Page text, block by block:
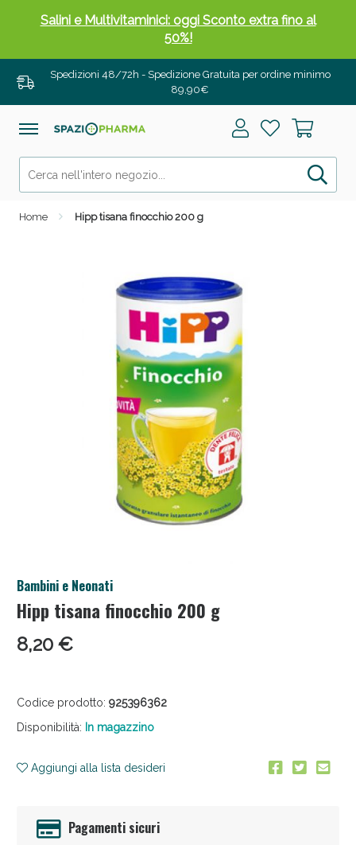
Spedizioni 48/72h - Spedizione Gratuita per ordine minimo
89,90€
Home Hipp tisana finocchio 200 g
Bambini e Neonati
Hipp tisana finocchio 200 g
8,20 €
Codice prodotto: 925396362
Disponibilità: In magazzino
Aggiungi alla lista desideri
Pagamenti sicuri
Salini e Multivitaminici: oggi Sconto extra fino al
50%!
Anticellulite e Fanghi: Sconto fino al 40% valido
oggi!
Anticellulite e Fanghi: Sconto fino al 40% valido